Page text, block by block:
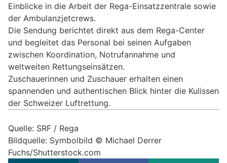
Einblicke in die Arbeit der Rega-Einsatzzentrale sowie
der Ambulanzjetcrews.
Die Sendung berichtet direkt aus dem Rega-Center
und begleitet das Personal bei seinen Aufgaben
zwischen Koordination, Notrufannahme und
weltweiten Rettungseinsätzen.
Zuschauerinnen und Zuschauer erhalten einen
spannenden und authentischen Blick hinter die Kulissen
der Schweizer Luftrettung.
Quelle: SRF / Rega
Bildquelle: Symbolbild © Michael Derrer
Fuchs/Shutterstock.com